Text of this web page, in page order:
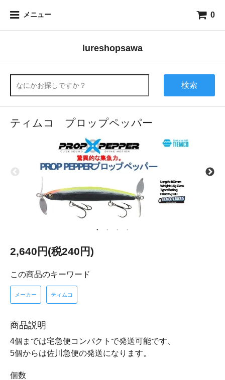
メニュー 0
lureshopsawa
検索
ティムコ プロップペッパー
2,640円(税240円)
この商品のキーワード
メーカー ティムコ
商品説明
4個までは宅急便コンパクトで発送可能です、
5個からは佐川急便の発送になります。
個数